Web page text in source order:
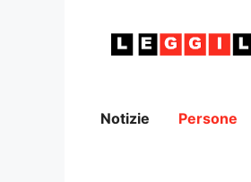
Notizie Persone